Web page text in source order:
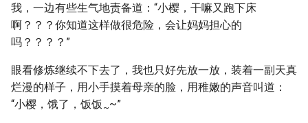
我，一边有些生气地责备道：“小樱，干嘛又跑下床
啊？？？你知道这样做很危险，会让妈妈担心的
吗？？？？”
眼看修炼继续不下去了，我也只好先放一放，装着一副天真
烂漫的样子，用小手摸着母亲的脸，用稚嫩的声音叫道：
“小樱，饿了，饭饭 ~~”